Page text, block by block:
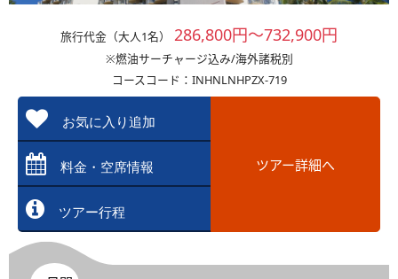
旅行代金（大人1名） 286,800円～732,900円
※燃油サーチャージ込み/海外諸税別
コースコード：INHNLNHPZX-719
お気に入り追加
料金・空席情報
ツアー行程
ツアー詳細へ